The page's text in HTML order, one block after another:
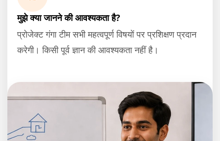
मुझे क्या जानने की आवश्यकता है?
प्रोजेक्ट गंगा टीम सभी महत्वपूर्ण विषयों पर प्रशिक्षण प्रदान
करेगी। किसी पूर्व ज्ञान की आवश्यकता नहीं है।